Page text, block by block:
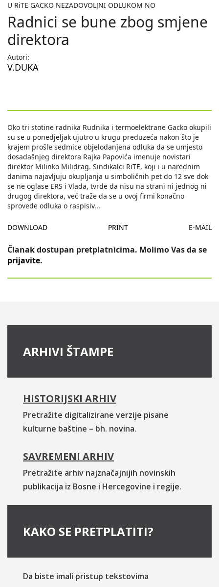
U RiTE GACKO NEZADOVOLJNI ODLUKOM NO
Radnici se bune zbog smjene
direktora
Autori:
V.DUKA
Oko tri stotine radnika Rudnika i termoelektrane Gacko okupili
su se u ponedjeljak ujutro u krugu preduzeća nakon što je
krajem prošle sedmice objelodanjena odluka da se umjesto
dosadašnjeg direktora Rajka Papovića imenuje novistari
direktor Milinko Milidrag. Sindikalci RiTE, koji i u narednim
danima najavljuju okupljanja u simboličnih pet do 12 sve dok
se ne oglase ERS i Vlada, tvrde da nisu na strani ni jednog ni
drugog direktora, već traže da se u ovoj firmi konačno
sprovede odluka o raspisiv...
DOWNLOAD PRINT E-MAIL
Članak dostupan pretplatnicima. Molimo Vas da se
prijavite.
ARHIVI ŠTAMPE
HISTORIJSKI ARHIV
Pretražite digitalizirane verzije pisane
kulturne baštine – bh. novina.
SAVREMENI ARHIV
Pretražite arhiv najznačajnijih novinskih
publikacija iz Bosne i Hercegovine i regije.
KAKO SE PRETPLATITI?
Da biste imali pristup tekstovima